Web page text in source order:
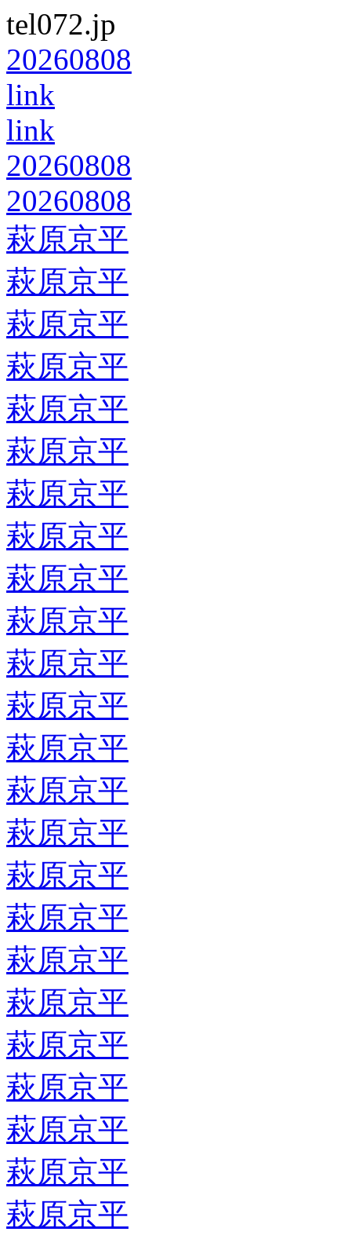
tel072.jp
20260808
link
link
20260808
20260808
萩原京平
萩原京平
萩原京平
萩原京平
萩原京平
萩原京平
萩原京平
萩原京平
萩原京平
萩原京平
萩原京平
萩原京平
萩原京平
萩原京平
萩原京平
萩原京平
萩原京平
萩原京平
萩原京平
萩原京平
萩原京平
萩原京平
萩原京平
萩原京平